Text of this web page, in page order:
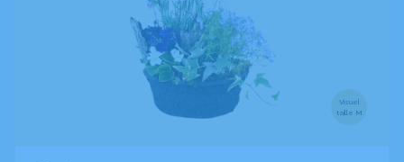
Visuel
taille M